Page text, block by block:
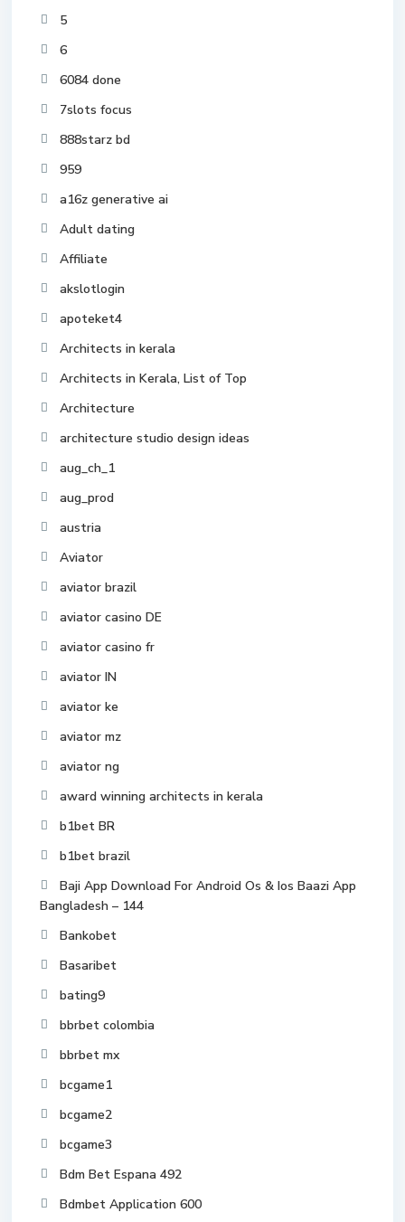
5
6
6084 done
7slots focus
888starz bd
959
a16z generative ai
Adult dating
Affiliate
akslotlogin
apoteket4
Architects in kerala
Architects in Kerala, List of Top
Architecture
architecture studio design ideas
aug_ch_1
aug_prod
austria
Aviator
aviator brazil
aviator casino DE
aviator casino fr
aviator IN
aviator ke
aviator mz
aviator ng
award winning architects in kerala
b1bet BR
b1bet brazil
Baji App Download For Android Os & Ios Baazi App
Bangladesh – 144
Bankobet
Basaribet
bating9
bbrbet colombia
bbrbet mx
bcgame1
bcgame2
bcgame3
Bdm Bet Espana 492
Bdmbet Application 600